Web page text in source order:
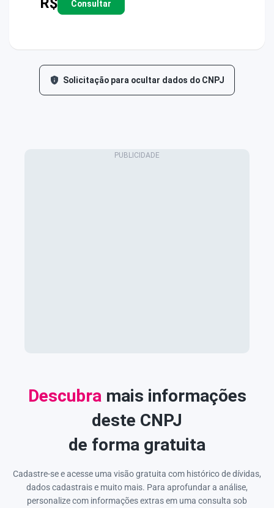
Consultar
Solicitação para ocultar dados do CNPJ
Descubramais informações
deste CNPJ
de forma gratuita
Cadastre-se e acesse uma visão gratuita com histórico de dívidas,
dados cadastrais e muito mais. Para aprofundar a análise,
personalize com informações extras em uma consulta sob